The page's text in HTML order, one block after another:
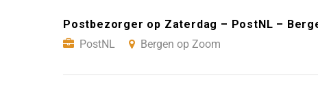
Postbezorger op Zaterdag – PostNL –
PostNL
Bergen op Zoom